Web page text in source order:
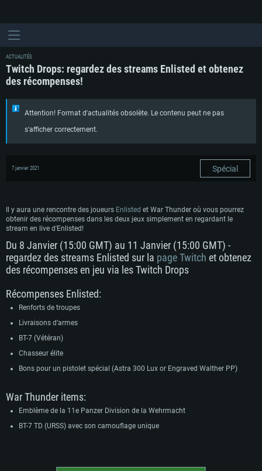
ACTUALITÉS
Twitch Drops: regardez des streams Enlisted et obtenez
des récompenses!
Attention! Format d'actualités obsolète. Le contenu peut ne pas
s'afficher correctement.
7 janvier 2021 Spécial
Il y aura une rencontre des joueurs Enlisted et War Thunder où vous pourrez
obtenir des récompenses dans les deux jeux simplement en regardant le
stream en live d'Enlisted!
Du 8 Janvier (15:00 GMT) au 11 Janvier (15:00 GMT) -
regardez des streams Enlisted sur la page Twitch et obtenez
des récompenses en jeu via les Twitch Drops
Récompenses Enlisted:
Renforts de troupes
Livraisons d’armes
BT-7 (Vétéran)
Chasseur élite
Bons pour un pistolet spécial (Astra 300 Lux or Engraved Walther PP)
War Thunder items:
Emblème de la 11e Panzer Division de la Wehrmacht
BT-7 TD (URSS) avec son camouflage unique